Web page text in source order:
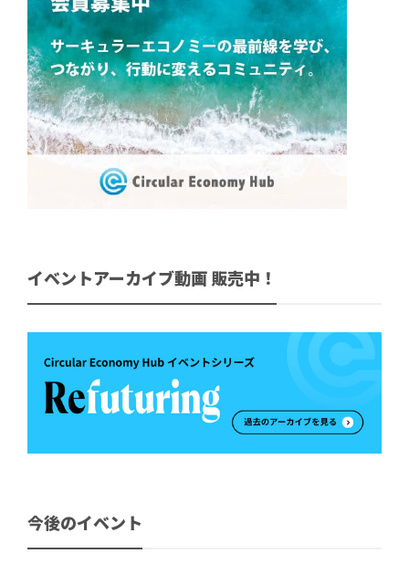
イベントアーカイブ動画 販売中！
今後のイベント